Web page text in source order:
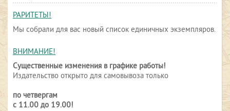
РАРИТЕТЫ!
Мы собрали для вас новый список единичных экземпляров.
ВНИМАНИЕ!
Существенные изменения в графике работы!
Издательство открыто для самовывоза только
по четвергам
с 11.00 до 19.00!